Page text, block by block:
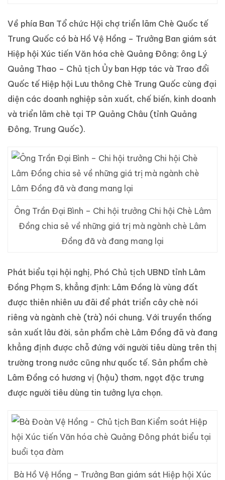
Về phía Ban Tổ chức Hội chợ triển lãm Chè Quốc tế
Trung Quốc có bà Hồ Vệ Hồng – Trưởng Ban giám sát
Hiệp hội Xúc tiến Văn hóa chè Quảng Đông; ông Lý
Quảng Thao – Chủ tịch Ủy ban Hợp tác và Trao đổi
Quốc tế Hiệp hội Lưu thông Chè Trung Quốc cùng đại
diện các doanh nghiệp sản xuất, chế biến, kinh doanh
và triển lãm chè tại TP Quảng Châu (tỉnh Quảng
Đông, Trung Quốc).
Ông Trần Đại Bình – Chi hội trưởng Chi hội Chè Lâm
Đồng chia sẻ về những giá trị mà ngành chè Lâm
Đồng đã và đang mang lại
Phát biểu tại hội nghị, Phó Chủ tịch UBND tỉnh Lâm
Đồng Phạm S, khẳng định: Lâm Đồng là vùng đất
được thiên nhiên ưu đãi để phát triển cây chè nói
riêng và ngành chè (trà) nói chung. Với truyền thống
sản xuất lâu đời, sản phẩm chè Lâm Đồng đã và đang
khẳng định được chỗ đứng với người tiêu dùng trên thị
trường trong nước cũng như quốc tế. Sản phẩm chè
Lâm Đồng có hương vị (hậu) thơm, ngọt đặc trưng
được người tiêu dùng tin tưởng lựa chọn.
Bà Hồ Vệ Hồng – Trưởng Ban giám sát Hiệp hội Xúc